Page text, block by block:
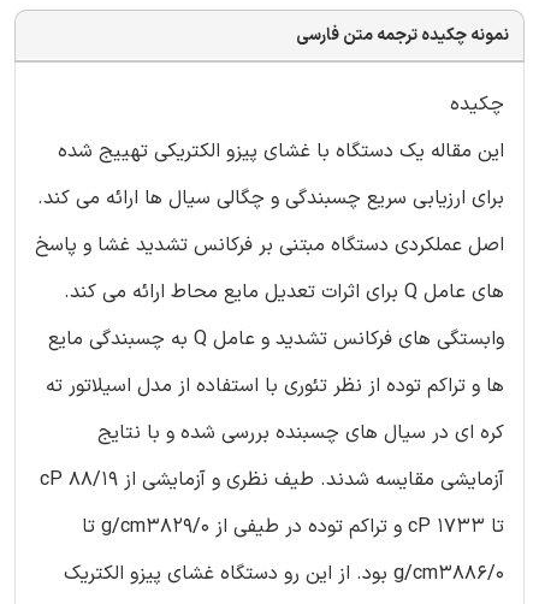
نمونه چکیده ترجمه متن فارسی
چکیده
این مقاله یک دستگاه با غشای پیزو الکتریکی تهییج شده
برای ارزیابی سریع چسبندگی و چگالی سیال ها ارائه می کند.
اصل عملکردی دستگاه مبتنی بر فرکانس تشدید غشا و پاسخ
های عامل Q برای اثرات تعدیل مایع محاط ارائه می کند.
وابستگی های فرکانس تشدید و عامل Q به چسبندگی مایع
ها و تراکم توده از نظر تئوری با استفاده از مدل اسیلاتور ته
کره ای در سیال های چسبنده بررسی شده و با نتایج
آزمایشی مقایسه شدند. طیف نظری و آزمایشی از cP 88/19
تا cP 1733 و تراکم توده در طیفی از g/cm3829/0 تا
g/cm3886/0 بود. از این رو دستگاه غشای پیزو الکتریک